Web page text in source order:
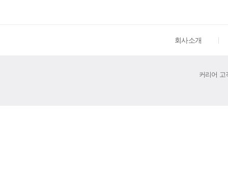
회사소개
커리어 고